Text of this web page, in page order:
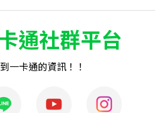
通社群平台
一卡通的資訊！！